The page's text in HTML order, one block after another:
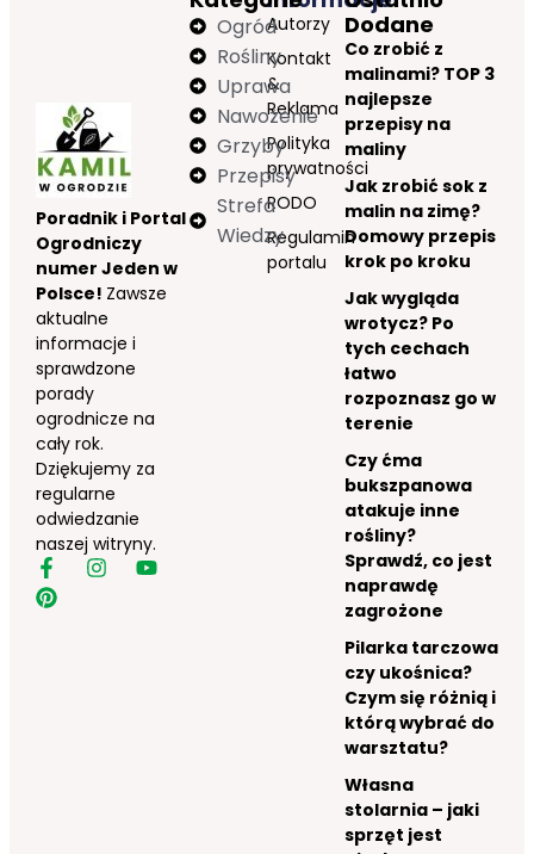
Poradnik i Portal
Ogrodniczy
numer Jeden w
Polsce! Zawsze
aktualne
informacje i
sprawdzone
porady
ogrodnicze na
cały rok.
Dziękujemy za
regularne
odwiedzanie
naszej witryny.
Autorzy
Kontakt
&
Reklama
Polityka
prywatności
RODO
Regulamin
portalu
Ogród
Rośliny
Uprawa
Nawożenie
Grzyby
Przepisy
Strefa
Wiedzy
Dodane
Co zrobić z
malinami? TOP 3
najlepsze
przepisy na
maliny
Jak zrobić sok z
malin na zimę?
Domowy przepis
krok po kroku
Jak wygląda
wrotycz? Po
tych cechach
łatwo
rozpoznasz go w
terenie
Czy ćma
bukszpanowa
atakuje inne
rośliny?
Sprawdź, co jest
naprawdę
zagrożone
Pilarka tarczowa
czy ukośnica?
Czym się różnią i
którą wybrać do
warsztatu?
Własna
stolarnia – jaki
sprzęt jest